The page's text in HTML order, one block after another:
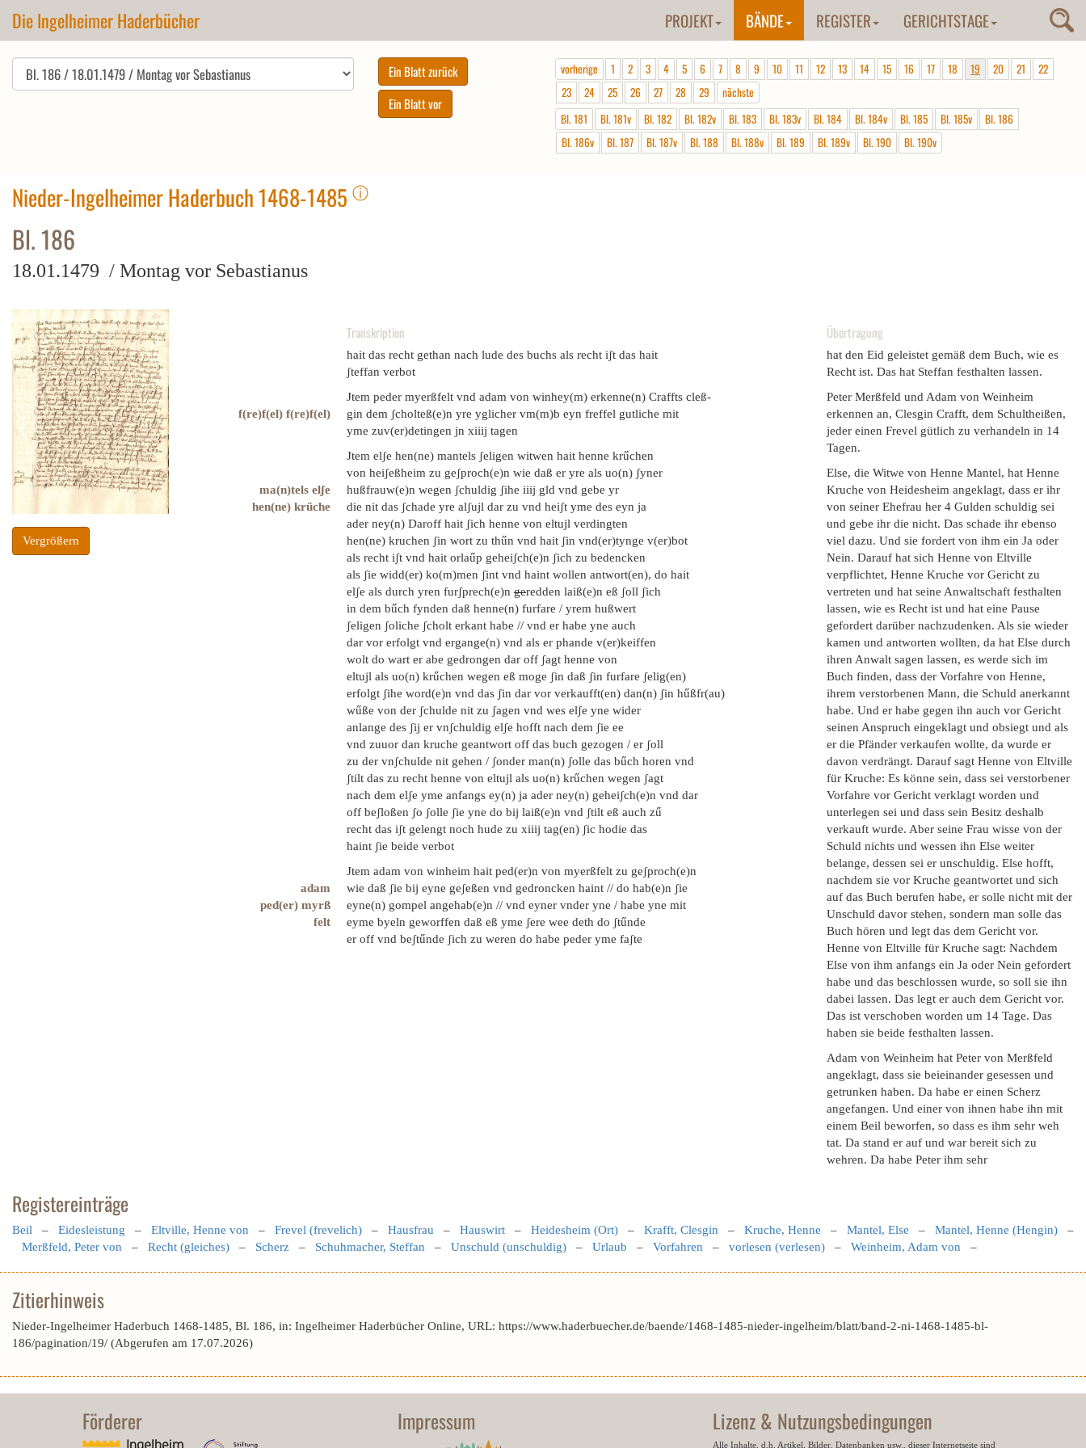
Die Ingelheimer Haderbücher PROJEKT BÄNDE REGISTER GERICHTSTAGE
vorherige 1 2 3 4 5 6 7 8 9 10 11 12 13 14 15 16 17 18 19 20 21
22
23
24 25 26 27 28 29
nächste
Bl. 181
Bl. 181v Bl. 182 Bl. 182v Bl. 183 Bl. 183v Bl. 184 Bl. 184v Bl. 185 Bl. 185v
Bl. 186
Bl. 186v
Bl. 187 Bl. 187v Bl. 188 Bl. 188v Bl. 189 Bl. 189v Bl. 190 Bl. 190v
Nieder-Ingelheimer Haderbuch 1468-1485 ⓘ
Bl. 186
18.01.1479 / Montag vor Sebastianus
Vergrößern
Transkription
hait das recht gethan nach lude des buchs als recht iʃt das hait
ʃteffan verbot
Jtem peder myerßfelt vnd adam von winhey(m) erkenne(n) Craffts cleß-
f(re)f(el) f(re)f(el)
gin dem ʃcholteß(e)n yre yglicher vm(m)b eyn freffel gutliche mit
yme zuv(er)detingen jn xiiij tagen
Jtem elʃe hen(ne) mantels ʃeligen witwen hait henne krűchen
von heiʃeßheim zu geʃproch(e)n wie daß er yre als uo(n) ʃyner
ma(n)tels elʃe
hußfrauw(e)n wegen ʃchuldig ʃihe iiij gld vnd gebe yr
hen(ne) krűche
die nit das ʃchade yre alʃujl dar zu vnd heiʃt yme des eyn ja
ader ney(n) Daroff hait ʃich henne von eltujl verdingten
hen(ne) kruchen ʃin wort zu thűn vnd hait ʃin vnd(er)tynge v(er)bot
als recht iʃt vnd hait orlaűp geheiʃch(e)n ʃich zu bedencken
als ʃie widd(er) ko(m)men ʃint vnd haint wollen antwort(en), do hait
elʃe als durch yren furʃprech(e)n geredden laiß(e)n eß ʃoll ʃich
in dem bűch fynden daß henne(n) furfare / yrem hußwert
ʃeligen ʃoliche ʃcholt erkant habe // vnd er habe yne auch
dar vor erfolgt vnd ergange(n) vnd als er phande v(er)keiffen
wolt do wart er abe gedrongen dar off ʃagt henne von
eltujl als uo(n) krűchen wegen eß moge ʃin daß ʃin furfare ʃelig(en)
erfolgt ʃihe word(e)n vnd das ʃin dar vor verkaufft(en) dan(n) ʃin hűßfr(au)
wűße von der ʃchulde nit zu ʃagen vnd wes elʃe yne wider
anlange des ʃij er vnʃchuldig elʃe hofft nach dem ʃie ee
vnd zuuor dan kruche geantwort off das buch gezogen / er ʃoll
zu der vnʃchulde nit gehen / ʃonder man(n) ʃolle das bűch horen vnd
ʃtilt das zu recht henne von eltujl als uo(n) krűchen wegen ʃagt
nach dem elʃe yme anfangs ey(n) ja ader ney(n) geheiʃch(e)n vnd dar
off beʃloßen ʃo ʃolle ʃie yne do bij laiß(e)n vnd ʃtilt eß auch zű
recht das iʃt gelengt noch hude zu xiiij tag(en) ʃic hodie das
haint ʃie beide verbot
Jtem adam von winheim hait ped(er)n von myerßfelt zu geʃproch(e)n
adam
wie daß ʃie bij eyne geʃeßen vnd gedroncken haint // do hab(e)n ʃie
ped(er) myrß
eyne(n) gompel angehab(e)n // vnd eyner vnder yne / habe yne mit
felt
eyme byeln geworffen daß eß yme ʃere wee deth do ʃtűnde
er off vnd beʃtűnde ʃich zu weren do habe peder yme faʃte
Übertragung
hat den Eid geleistet gemäß dem Buch, wie es
Recht ist. Das hat Steffan festhalten lassen.
Peter Merßfeld und Adam von Weinheim
erkennen an, Clesgin Crafft, dem Schultheißen,
jeder einen Frevel gütlich zu verhandeln in 14
Tagen.
Else, die Witwe von Henne Mantel, hat Henne
Kruche von Heidesheim angeklagt, dass er ihr
von seiner Ehefrau her 4 Gulden schuldig sei
und gebe ihr die nicht. Das schade ihr ebenso
viel dazu. Und sie fordert von ihm ein Ja oder
Nein. Darauf hat sich Henne von Eltville
verpflichtet, Henne Kruche vor Gericht zu
vertreten und hat seine Anwaltschaft festhalten
lassen, wie es Recht ist und hat eine Pause
gefordert darüber nachzudenken. Als sie wieder
kamen und antworten wollten, da hat Else durch
ihren Anwalt sagen lassen, es werde sich im
Buch finden, dass der Vorfahre von Henne,
ihrem verstorbenen Mann, die Schuld anerkannt
habe. Und er habe gegen ihn auch vor Gericht
seinen Anspruch eingeklagt und obsiegt und als
er die Pfänder verkaufen wollte, da wurde er
davon verdrängt. Darauf sagt Henne von Eltville
für Kruche: Es könne sein, dass sei verstorbener
Vorfahre vor Gericht verklagt worden und
unterlegen sei und dass sein Besitz deshalb
verkauft wurde. Aber seine Frau wisse von der
Schuld nichts und wessen ihn Else weiter
belange, dessen sei er unschuldig. Else hofft,
nachdem sie vor Kruche geantwortet und sich
auf das Buch berufen habe, er solle nicht mit der
Unschuld davor stehen, sondern man solle das
Buch hören und legt das dem Gericht vor.
Henne von Eltville für Kruche sagt: Nachdem
Else von ihm anfangs ein Ja oder Nein gefordert
habe und das beschlossen wurde, so soll sie ihn
dabei lassen. Das legt er auch dem Gericht vor.
Das ist verschoben worden um 14 Tage. Das
haben sie beide festhalten lassen.
Adam von Weinheim hat Peter von Merßfeld
angeklagt, dass sie beieinander gesessen und
getrunken haben. Da habe er einen Scherz
angefangen. Und einer von ihnen habe ihn mit
einem Beil beworfen, so dass es ihm sehr weh
tat. Da stand er auf und war bereit sich zu
wehren. Da habe Peter ihm sehr
Registereinträge
Beil – Eidesleistung – Eltville, Henne von – Frevel (frevelich) – Hausfrau – Hauswirt – Heidesheim (Ort) – Krafft, Clesgin – Kruche, Henne – Mantel, Else – Mantel, Henne (Hengin) –
Merßfeld, Peter von – Recht (gleiches) – Scherz – Schuhmacher, Steffan – Unschuld (unschuldig) – Urlaub – Vorfahren – vorlesen (verlesen) – Weinheim, Adam von –
Zitierhinweis
Nieder-Ingelheimer Haderbuch 1468-1485, Bl. 186, in: Ingelheimer Haderbücher Online, URL: https://www.haderbuecher.de/baende/1468-1485-nieder-ingelheim/blatt/band-2-ni-1468-1485-bl-
186/pagination/19/ (Abgerufen am 17.07.2026)
Förderer Impressum Lizenz & Nutzungsbedingungen
Alle Inhalte, d.h. Artikel, Bilder, Datenbanken usw., dieser Internetseite sind